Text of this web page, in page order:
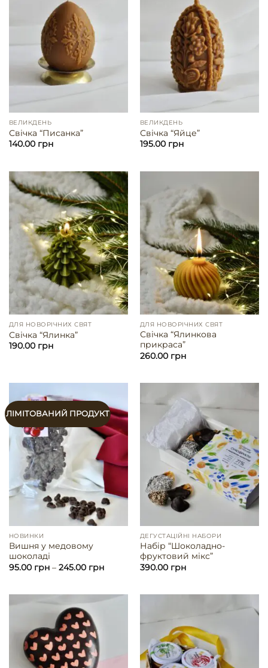
ВЕЛИКДЕНЬ
Свічка “Писанка”
140.00 грн
ВЕЛИКДЕНЬ
Свічка “Яйце”
195.00 грн
ДЛЯ НОВОРІЧНИХ СВЯТ
Свічка “Ялинка”
190.00 грн
ДЛЯ НОВОРІЧНИХ СВЯТ
Свічка “Ялинкова
прикраса”
260.00 грн
ЛІМІТОВАНИЙ ПРОДУКТ
НОВИНКИ
Вишня у медовому
шоколаді
95.00 грн– 245.00 грн
ДЕГУСТАЦІЙНІ НАБОРИ
Набір “Шоколадно-
фруктовий мікс”
390.00 грн